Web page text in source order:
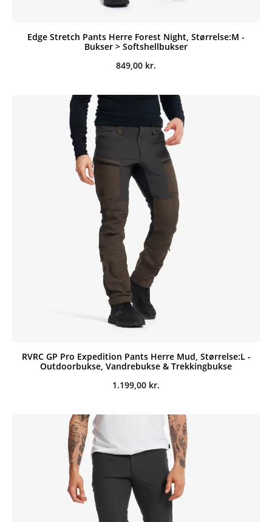
Edge Stretch Pants Herre Forest Night, Størrelse:M -
Bukser > Softshellbukser
849,00 kr.
RVRC GP Pro Expedition Pants Herre Mud, Størrelse:L -
Outdoorbukse, Vandrebukse & Trekkingbukse
1.199,00 kr.